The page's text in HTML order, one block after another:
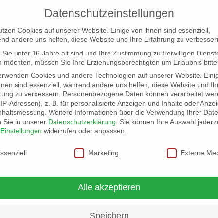
LOCATION SCOUT ELB-LOCATION: PANORAMA
Datenschutzeinstellungen
Cookies auf unserer Website. Einige von ihnen sind essenziell,
andere uns helfen, diese Website und Ihre Erfahrung zu
Sie unter 16 Jahre alt sind und Ihre Zustimmung zu freiwilligen
möchten, müssen Sie Ihre Erziehungsberechtigten um Erlaubnis
Cookies und andere Technologien auf unserer Website.
sind essenziell, während andere uns helfen, diese Website und
zu verbessern.
Personenbezogene Daten können verarbeitet
Adressen), z. B. für personalisierte Anzeigen und Inhalte oder
Weitere Informationen über die Verwendung Ihrer
Sie in unserer Datenschutzerklärung
Sie können Ihre Auswahl
Einstellungen widerrufen oder anpassen.
Marketing Externe
Alle akzeptieren
Speichern